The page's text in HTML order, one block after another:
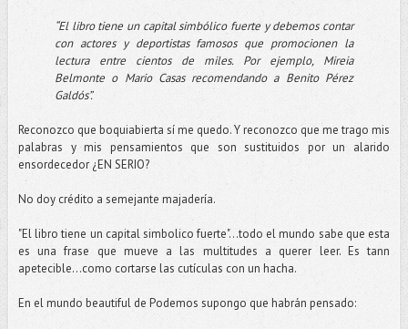
“El libro tiene un capital simbólico fuerte y debemos contar
con actores y deportistas famosos que promocionen la
lectura entre cientos de miles. Por ejemplo, Mireia
Belmonte o Mario Casas recomendando a Benito Pérez
Galdós”.
Reconozco que boquiabierta sí me quedo. Y reconozco que me trago mis
palabras y mis pensamientos que son sustituidos por un alarido
ensordecedor ¿EN SERIO?
No doy crédito a semejante majadería.
"El libro tiene un capital simbolico fuerte"...todo el mundo sabe que esta
es una frase que mueve a las multitudes a querer leer. Es tann
apetecible...como cortarse las cutículas con un hacha.
En el mundo beautiful de Podemos supongo que habrán pensado: